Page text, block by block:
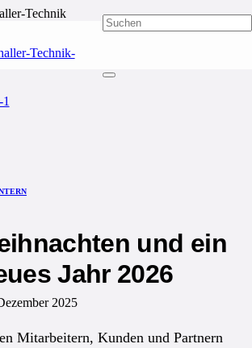
und ein
Jahr 2026
2025
Mitarbeitern, Kunden und Partnern